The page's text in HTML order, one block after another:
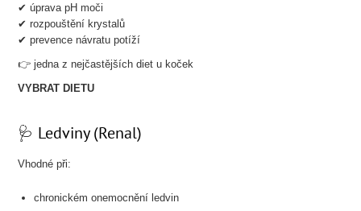
✔ úprava pH moči
✔ rozpouštění krystalů
✔ prevence návratu potíží
👉 jedna z nejčastějších diet u koček
VYBRAT DIETU
🩺 Ledviny (Renal)
Vhodné při:
chronickém onemocnění ledvin